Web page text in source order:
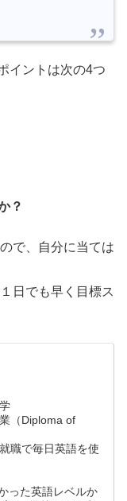
イントは次の4つ
？
で、自分に当ては
日でも早く目標ス
（Diploma of
職で毎日英語を使
った英語レベルか